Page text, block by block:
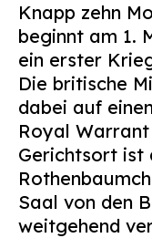
Infos &
Archiv
Kontakt
Suchen
nach:
Knapp zehn
beginnt am 1.
ein erster
Die britische
dabei auf
Royal Warrant
Gerichtsort ist
Saal von den
weitgehend